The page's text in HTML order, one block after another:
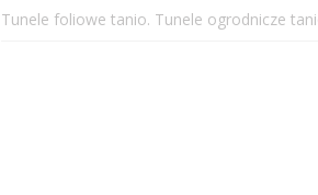
Tunele foliowe tanio. Tunele ogrodnicze